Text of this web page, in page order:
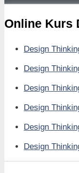
Online Kurs
Design
Design
Design
Design
Design
Design